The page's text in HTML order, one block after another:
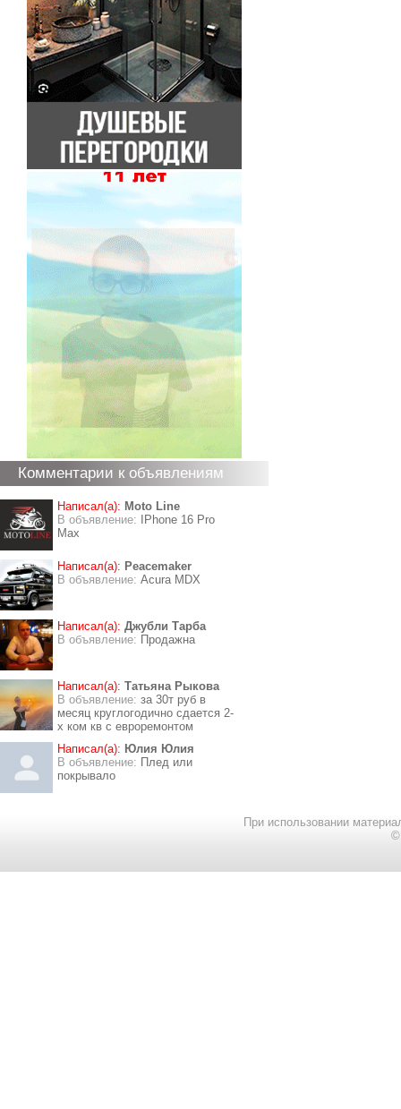
Комментарии к объявлениям
Написал(а): Moto Line
В объявление:
IPhone 16 Pro
Max
Написал(а): Peacemaker
В объявление: Acura MDX
Написал(а): Джубли Тарба
В объявление: Продажна
Написал(а): Татьяна Рыкова
В объявление: за 30т руб в
месяц круглогодично сдается 2-
х ком кв с евроремонтом
Написал(а): Юлия Юлия
В объявление: Плед или
покрывало
При использовании